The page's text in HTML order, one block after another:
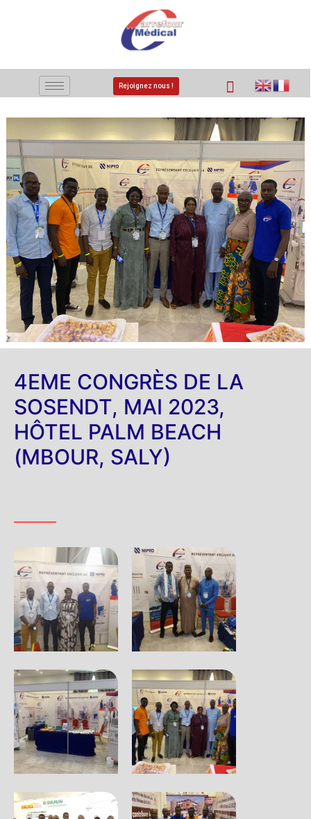
Rejoignez nous !
4EME CONGRÈS DE LA
SOSENDT, MAI 2023,
HÔTEL PALM BEACH
(MBOUR, SALY)